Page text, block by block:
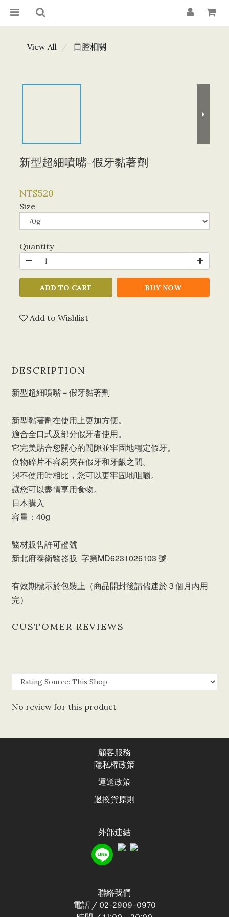
View All 口腔相關
新型超細噴嘴-假牙黏著劑
NT$520
Size
Quantity
ADD TO CART BUY NOW
Add to Wishlist
DESCRIPTION
新型超細噴嘴－假牙黏著劑
新型黏著劑在使用上更加方便。
適合全口式及部分假牙者使用。
它完美貼合您關心的間隙並牢固地穩定假牙。
食物碎片不容易夾在假牙和牙齦之間。
與不使用時相比，您可以更牢固地咀嚼。
讓您可以盡情享用食物。
日本購入
容量：40g
醫材販售許可證號
新北府泰衛醫器販 字第MD6231026103 號
有效期標示於包裝上（商品開封後請儘速於３個月內用
完）
CUSTOMER REVIEWS
No review for this product
顧客服務
隱私權政策
運送政策
退換貨原則
外部連結
聯絡我們
電話 / 02-2909-0970